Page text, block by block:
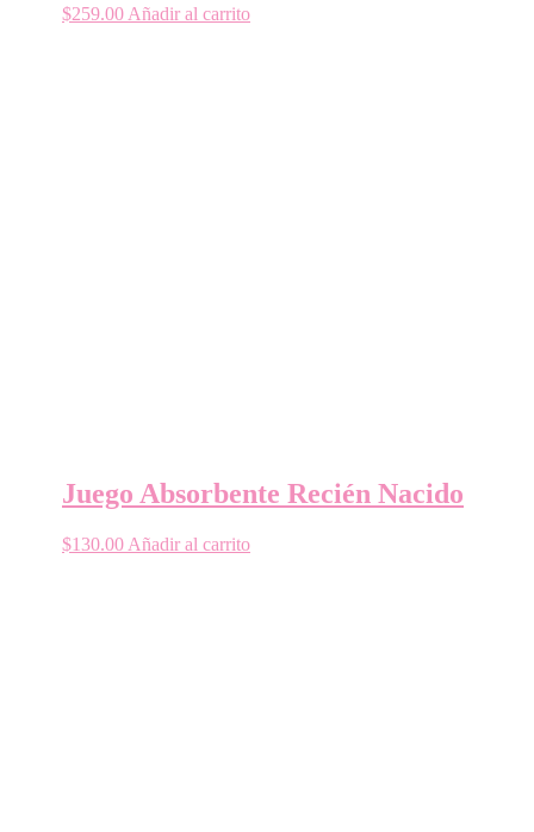
$259.00Añadir al carrito
Juego Absorbente Recién Nacido
$130.00 Añadir al carrito